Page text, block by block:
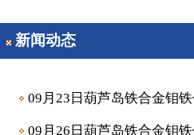
新闻动态
09月23日葫芦岛铁合金钼
09月26日葫芦岛铁合金钼